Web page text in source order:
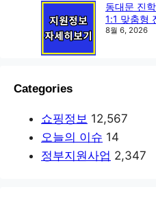
동대문 진
1:1 맞춤형
8월 6, 2026
Categories
쇼핑정보 12,567
오늘의 이슈 14
정부지원사업 2,347